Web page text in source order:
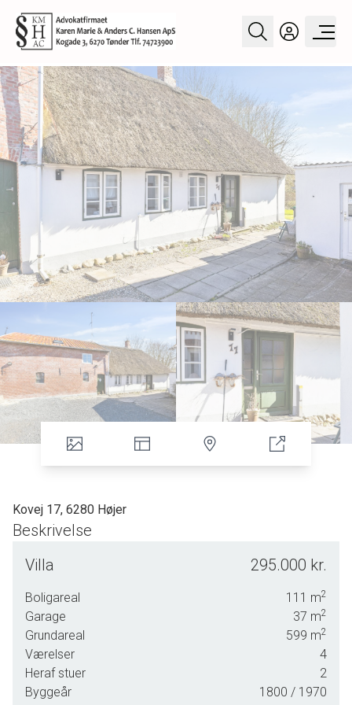
Kovej 17, 6280 Højer
Beskrivelse
potentiale og en attraktiv beliggenhed midt i Højer.
Denne villa har alle forudsætninger for at blive et varmt og
velfungerende hjem – hvad enten man søger en fast helårsbolig,
fritidsbolig eller en investeringsmulighed til udlejning.
Med et overskueligt boligareal på 111 m² med garage i forlængelse på
37 m² og en grund på 599 m², får man en ejendom til en rigtig god pris,
Villa 295.000 kr.
Boligareal 111 m2
Garage 37 m2
Grundareal 599 m2
Værelser
4
Heraf stuer
2
Byggeår
1800 / 1970